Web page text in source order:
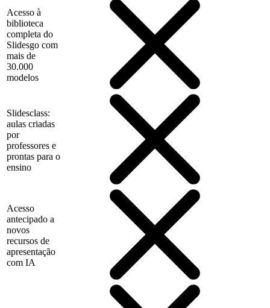
Acesso à
biblioteca
completa do
Slidesgo com
mais de
30.000
modelos
Slidesclass:
aulas criadas
por
professores e
prontas para o
ensino
Acesso
antecipado a
novos
recursos de
apresentação
com IA